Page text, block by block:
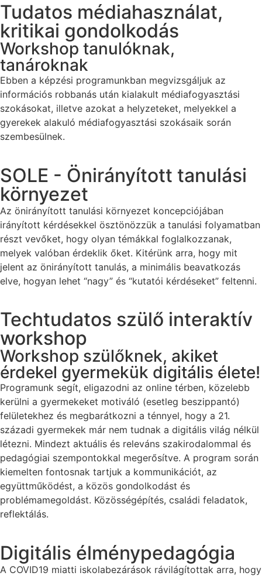
Tudatos médiahasználat,
kritikai gondolkodás
Workshop tanulóknak,
tanároknak
Ebben a képzési programunkban megvizsgáljuk az
információs robbanás után kialakult médiafogyasztási
szokásokat, illetve azokat a helyzeteket, melyekkel a
gyerekek alakuló médiafogyasztási szokásaik során
szembesülnek.
SOLE - Önirányított tanulási
környezet
Az önirányított tanulási környezet koncepciójában
irányított kérdésekkel ösztönözzük a tanulási folyamatban
részt vevőket, hogy olyan témákkal foglalkozzanak,
melyek valóban érdeklik őket. Kitérünk arra, hogy mit
jelent az önirányított tanulás, a minimális beavatkozás
elve, hogyan lehet “nagy” és “kutatói kérdéseket” feltenni.
Techtudatos szülő interaktív
workshop
Workshop szülőknek, akiket
érdekel gyermekük digitális élete!
Programunk segít, eligazodni az online térben, közelebb
kerülni a gyermekeket motiváló (esetleg beszippantó)
felületekhez és megbarátkozni a ténnyel, hogy a 21.
századi gyermekek már nem tudnak a digitális világ nélkül
létezni. Mindezt aktuális és releváns szakirodalommal és
pedagógiai szempontokkal megerősítve. A program során
kiemelten fontosnak tartjuk a kommunikációt, az
együttműködést, a közös gondolkodást és
problémamegoldást. Közösségépítés, családi feladatok,
reflektálás.
Digitális élménypedagógia
A COVID19 miatti iskolabezárások rávilágítottak arra, hogy